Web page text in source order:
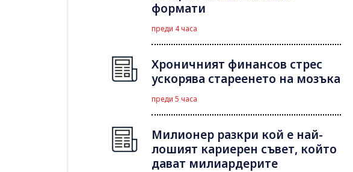
формати
преди 4 часа
Хроничният финансов стрес
ускорява стареенето на мозъка
преди 5 часа
Милионер разкри кой е най-
лошият кариерен съвет, който
дават милиардерите